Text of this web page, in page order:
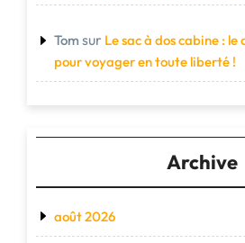
Tom sur Le sac à dos cabine :
pour voyager en toute liberté !
Archive
août 2026